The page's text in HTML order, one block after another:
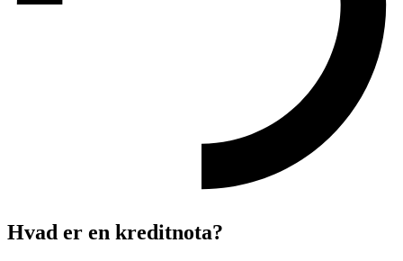
Hvad er en kreditnota?